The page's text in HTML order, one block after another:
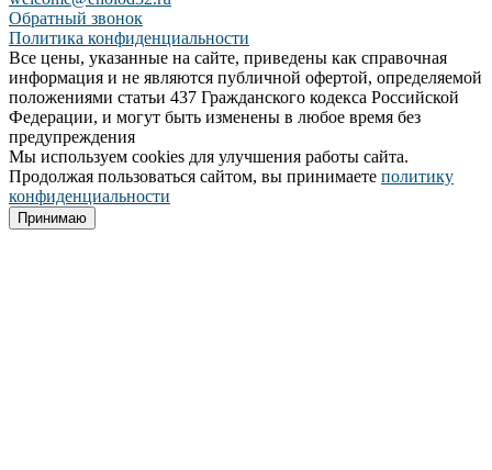
Обратный звонок
Политика конфиденциальности
Все цены, указанные на сайте, приведены как справочная
информация и не являются публичной офертой, определяемой
положениями статьи 437 Гражданского кодекса Российской
Федерации, и могут быть изменены в любое время без
предупреждения
Мы используем cookies для улучшения работы сайта.
Продолжая пользоваться сайтом, вы принимаете политику
конфиденциальности
Принимаю